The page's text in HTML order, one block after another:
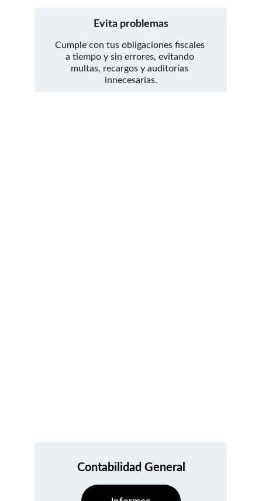
Evita problemas
Cumple con tus obligaciones fiscales
a tiempo y sin errores, evitando
multas, recargos y auditorías
innecesarias.
Contabilidad General